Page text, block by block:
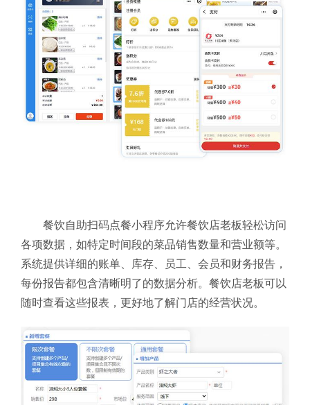
餐饮自助扫码点餐小程序允许餐饮店老板轻松访问
各项数据，如特定时间段的菜品销售数量和营业额等。
系统提供详细的账单、库存、员工、会员和财务报告，
每份报告都包含清晰明了的数据分析。餐饮店老板可以
随时查看这些报表，更好地了解门店的经营状况。